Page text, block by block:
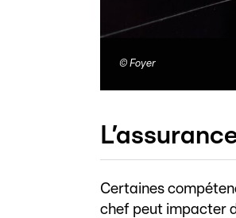
© Foyer
Certaines
chef peut impacter